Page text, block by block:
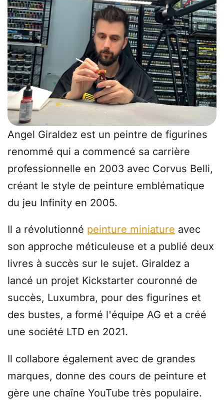
Angel Giraldez est un peintre de figurines
renommé qui a commencé sa carrière
professionnelle en 2003 avec Corvus Belli,
créant le style de peinture emblématique
du jeu Infinity en 2005.
Il a révolutionné peinture miniature avec
son approche méticuleuse et a publié deux
livres à succès sur le sujet. Giraldez a
lancé un projet Kickstarter couronné de
succès, Luxumbra, pour des figurines et
des bustes, a formé l'équipe AG et a créé
une société LTD en 2021.
Il collabore également avec de grandes
marques, donne des cours de peinture et
gère une chaîne YouTube très populaire.